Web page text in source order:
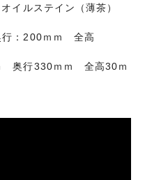
イルステイン（薄茶）
行：200ｍｍ 全高
奥行330ｍｍ 全高30ｍ